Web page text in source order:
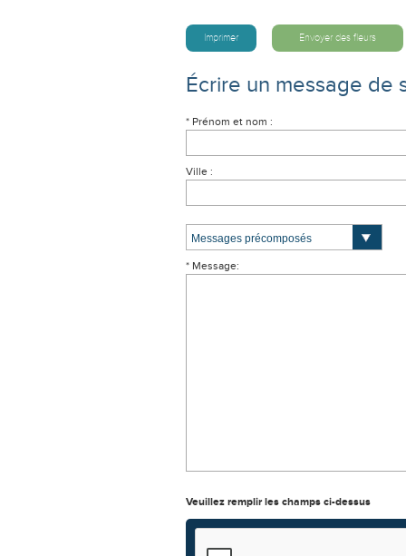
Imprimer Envoyer des fleurs
Écrire un message de
* Prénom et nom :
Ville :
* Message:
Veuillez remplir les champs ci-dessus